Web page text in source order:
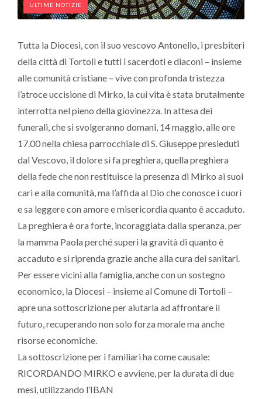
ULTIME NOTIZIE
Tutta la Diocesi, con il suo vescovo Antonello, i presbiteri
della città di Tortolì e tutti i sacerdoti e diaconi – insieme
alle comunità cristiane – vive con profonda tristezza
l’atroce uccisione di Mirko, la cui vita è stata brutalmente
interrotta nel pieno della giovinezza. In attesa dei
funerali, che si svolgeranno domani, 14 maggio, alle ore
17.00 nella chiesa parrocchiale di S. Giuseppe presieduti
dal Vescovo, il dolore si fa preghiera, quella preghiera
della fede che non restituisce la presenza di Mirko ai suoi
cari e alla comunità, ma l’affida al Dio che conosce i cuori
e sa leggere con amore e misericordia quanto è accaduto.
La preghiera è ora forte, incoraggiata dalla speranza, per
la mamma Paola perché superi la gravità di quanto è
accaduto e si riprenda grazie anche alla cura dei sanitari.
Per essere vicini alla famiglia, anche con un sostegno
economico, la Diocesi – insieme al Comune di Tortolì –
apre una sottoscrizione per aiutarla ad affrontare il
futuro, recuperando non solo forza morale ma anche
risorse economiche.
La sottoscrizione per i familiari ha come causale:
RICORDANDO MIRKO e avviene, per la durata di due
mesi, utilizzando l’IBAN